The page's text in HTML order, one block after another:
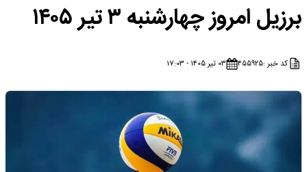
برزیل امروز چهارشنبه ۳ تیر ۱۴۰۵
کد خبر :۴۵۵۹۲۵ ۰۳ تیر ۱۴۰۵ - ۱۷:۰۳